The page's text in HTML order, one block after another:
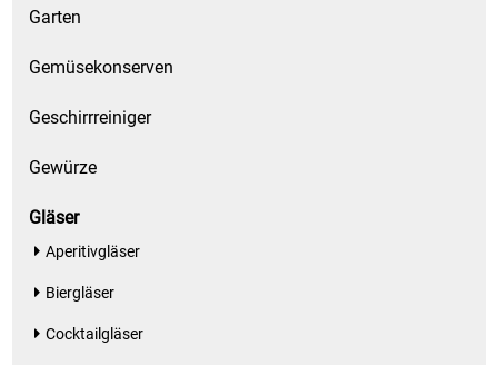
Garten
Gemüsekonserven
Geschirrreiniger
Gewürze
Gläser
Aperitivgläser
Biergläser
Cocktailgläser